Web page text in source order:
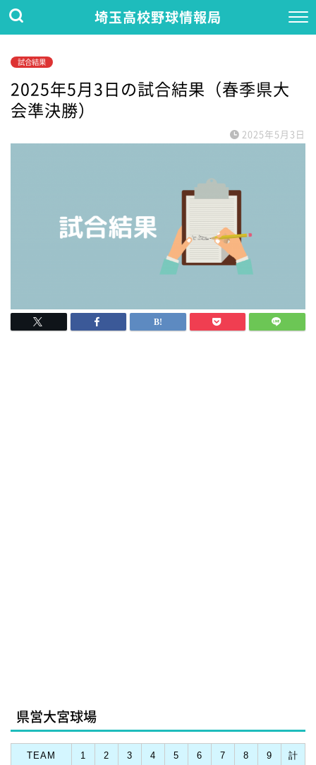
埼玉高校野球情報局
試合結果
2025年5月3日の試合結果（春季県大
会準決勝）
2025年5月3日
県営大宮球場
TEAM 1 2 3 4 5 6 7 8 9 計